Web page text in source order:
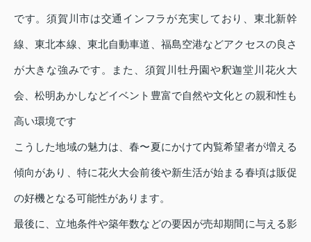
です。須賀川市は交通インフラが充実しており、東北新幹
線、東北本線、東北自動車道、福島空港などアクセスの良さ
が大きな強みです。また、須賀川牡丹園や釈迦堂川花火大
会、松明あかしなどイベント豊富で自然や文化との親和性も
高い環境です
こうした地域の魅力は、春〜夏にかけて内覧希望者が増える
傾向があり、特に花火大会前後や新生活が始まる春頃は販促
の好機となる可能性があります。
最後に、立地条件や築年数などの要因が売却期間に与える影